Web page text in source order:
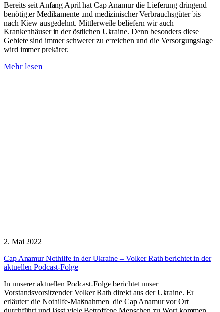
Bereits seit Anfang April hat Cap Anamur die Lieferung dringend
benötigter Medikamente und medizinischer Verbrauchsgüter bis
nach Kiew ausgedehnt. Mittlerweile beliefern wir auch
Krankenhäuser in der östlichen Ukraine. Denn besonders diese
Gebiete sind immer schwerer zu erreichen und die Versorgungslage
wird immer prekärer.
Mehr lesen
2. Mai 2022
Cap Anamur Nothilfe in der Ukraine – Volker Rath berichtet in der
aktuellen Podcast-Folge
In unserer aktuellen Podcast-Folge berichtet unser
Vorstandsvorsitzender Volker Rath direkt aus der Ukraine. Er
erläutert die Nothilfe-Maßnahmen, die Cap Anamur vor Ort
durchführt und lässt viele Betroffene Menschen zu Wort kommen.